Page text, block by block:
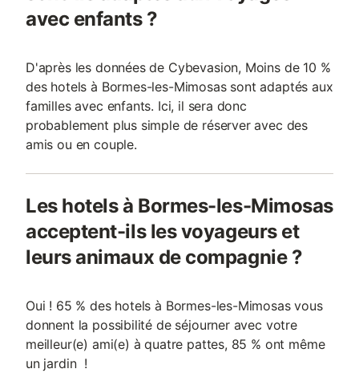
avec enfants ?
D'après les données de Cybevasion, Moins de 10 %
des hotels à Bormes-les-Mimosas sont adaptés aux
familles avec enfants. Ici, il sera donc
probablement plus simple de réserver avec des
amis ou en couple.
Les hotels à Bormes-les-Mimosas
acceptent-ils les voyageurs et
leurs animaux de compagnie ?
Oui ! 65 % des hotels à Bormes-les-Mimosas vous
donnent la possibilité de séjourner avec votre
meilleur(e) ami(e) à quatre pattes, 85 % ont même
un jardin !